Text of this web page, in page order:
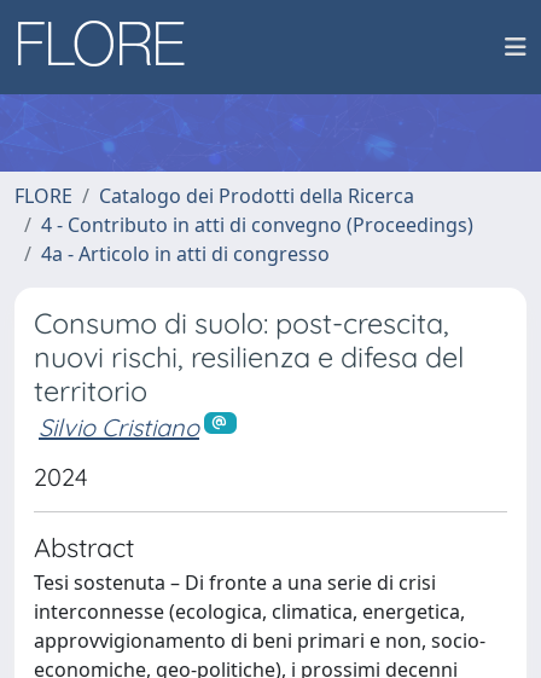
FLORE
Catalogo dei Prodotti della Ricerca
4 - Contributo in atti di convegno (Proceedings)
4a - Articolo in atti di congresso
Consumo di suolo: post-crescita,
nuovi rischi, resilienza e difesa del
territorio
Silvio Cristiano
2024
Abstract
Tesi sostenuta – Di fronte a una serie di crisi
interconnesse (ecologica, climatica, energetica,
approvvigionamento di beni primari e non, socio-
economiche, geo-politiche), i prossimi decenni